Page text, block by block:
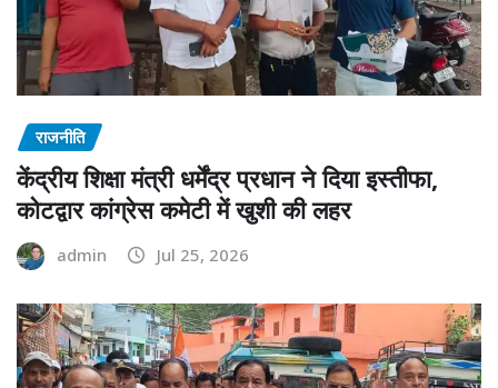
राजनीति
केंद्रीय शिक्षा मंत्री धर्मेंद्र प्रधान ने दिया इस्तीफा,
कोटद्वार कांग्रेस कमेटी में खुशी की लहर
admin Jul 25, 2026